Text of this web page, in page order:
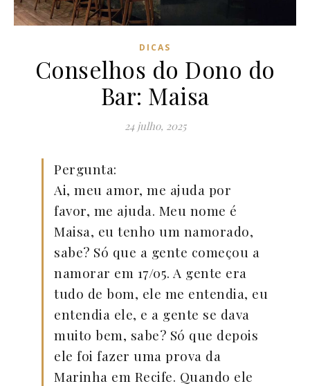
DICAS
Conselhos do Dono do
Bar: Maisa
24 julho, 2025
Pergunta:
Ai, meu amor, me ajuda por
favor, me ajuda. Meu nome é
Maisa, eu tenho um namorado,
sabe? Só que a gente começou a
namorar em 17/05. A gente era
tudo de bom, ele me entendia, eu
entendia ele, e a gente se dava
muito bem, sabe? Só que depois
ele foi fazer uma prova da
Marinha em Recife. Quando ele